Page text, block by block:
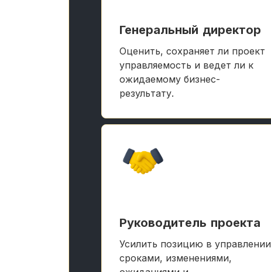
Генеральный директор
Оценить, сохраняет ли проект
управляемость и ведет ли к
ожидаемому бизнес-
результату.
Руководитель проекта
Усилить позицию в управлении
сроками, изменениями,